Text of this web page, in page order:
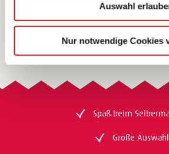
Auswahl
Nur notwendige Cookies
Seite 1 von
Spaß beim
Große Auswahl